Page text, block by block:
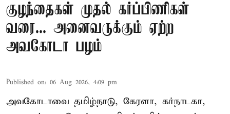
குழந்தைகள் முதல் கர்ப்பிணிகள்
வரை... அனைவருக்கும் ஏற்ற
அவகோடா பழம்
Published on: 06 Aug 2026, 4:09 pm
அவகோடாவை தமிழ்நாடு, கேரளா, கர்நாடகா,